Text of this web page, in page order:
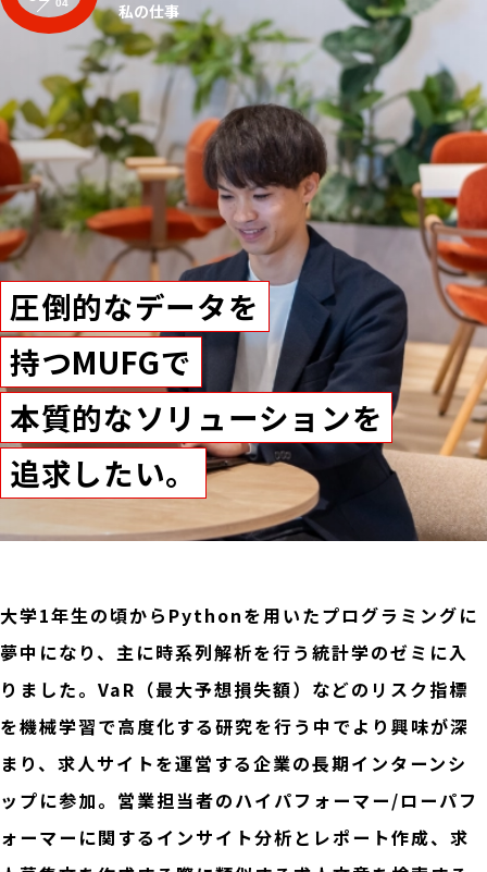
私の仕事
圧倒的なデータを
持つMUFGで
本質的なソリューションを
追求したい。
大学1年生の頃からPythonを用いたプログラミングに
夢中になり、主に時系列解析を行う統計学のゼミに入
りました。VaR（最大予想損失額）などのリスク指標
を機械学習で高度化する研究を行う中でより興味が深
まり、求人サイトを運営する企業の長期インターンシ
ップに参加。営業担当者のハイパフォーマー/ローパフ
ォーマーに関するインサイト分析とレポート作成、求